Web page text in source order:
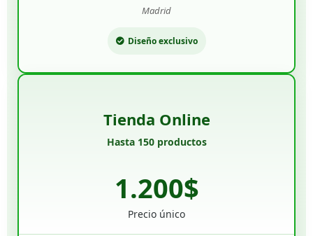
Madrid
Diseño exclusivo
Tienda Online
Hasta 150 productos
1.200$
Precio único